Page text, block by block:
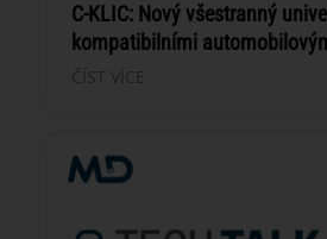
C-KLIC: Nový všestranný
kompatibilními